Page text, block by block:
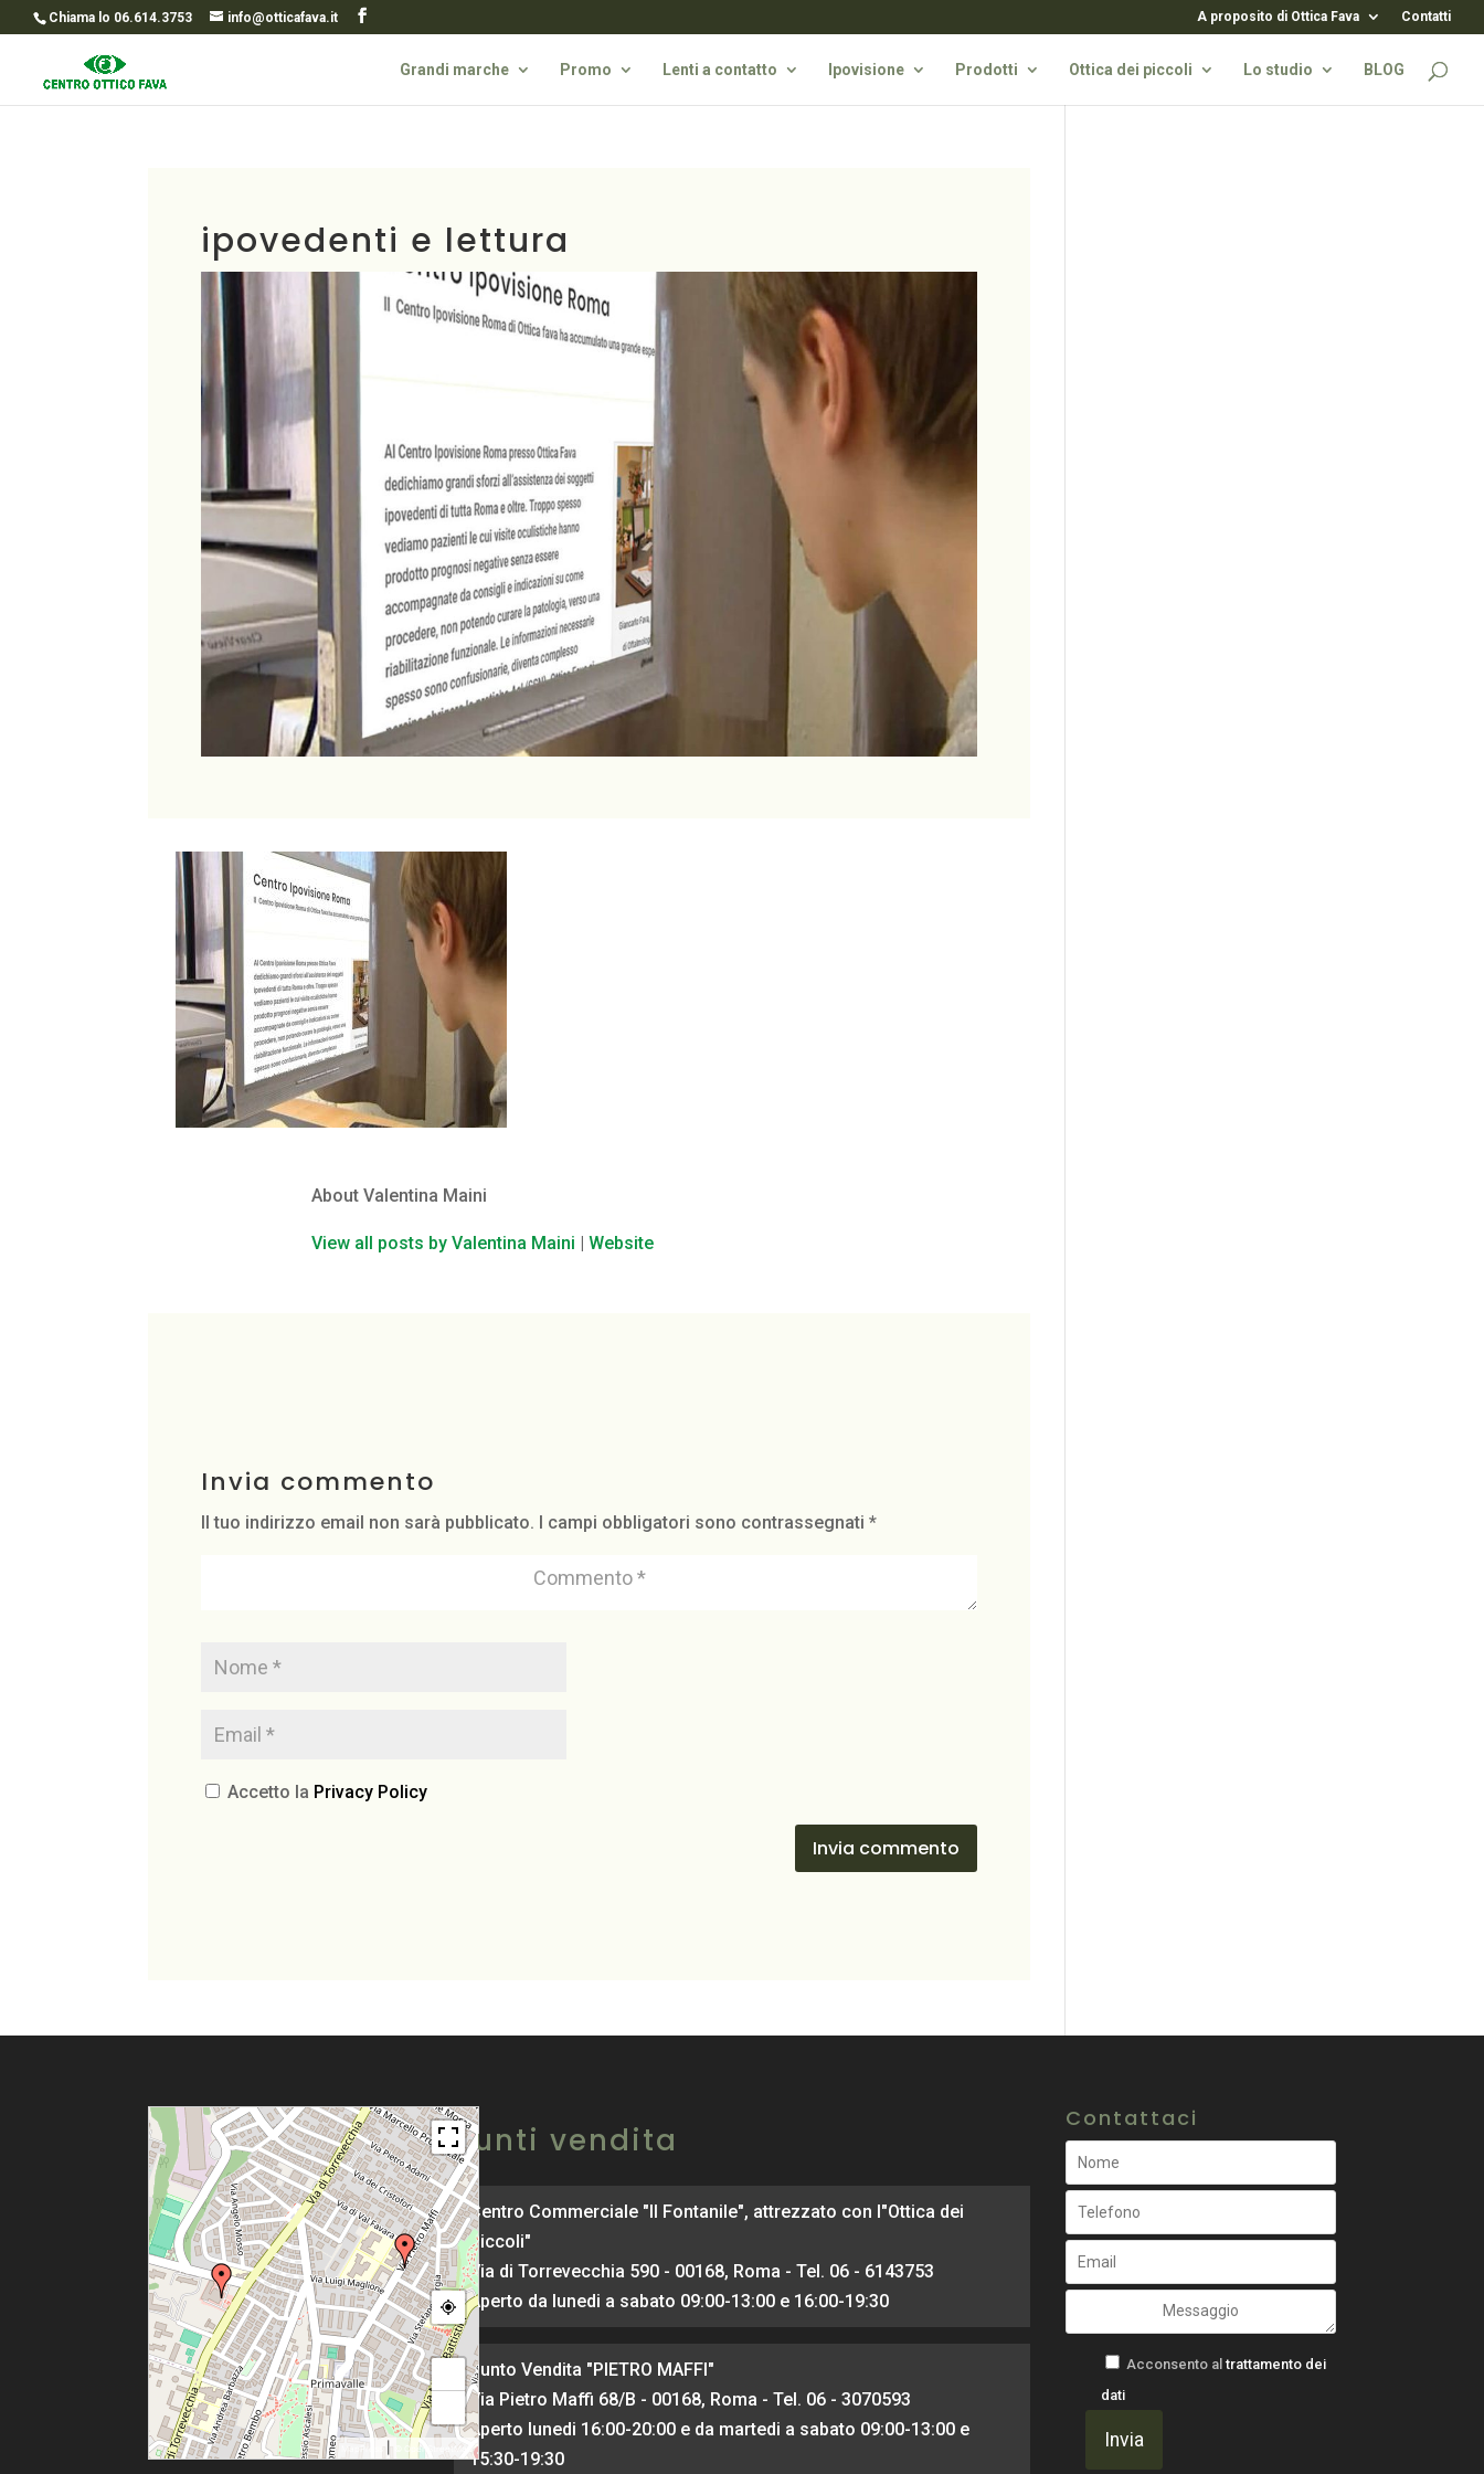
Chiama lo 06.614.3753 info@otticafava.it A proposito di Ottica Fava Contatti
Grandi marche Promo Lenti a contatto Ipovisione Prodotti Ottica dei piccoli Lo studio BLOG
ipovedenti e lettura
About Valentina Maini
View all posts by Valentina Maini |Website
Invia commento
Il tuo indirizzo email non sarà pubblicato. I campi obbligatori sono contrassegnati*
Accetto la Privacy Policy
© OpenStreetMap
Punti vendita
Centro Commerciale "Il Fontanile", attrezzato con l"Ottica dei
Piccoli"
Via di Torrevecchia 590 - 00168, Roma - Tel. 06 - 6143753
Aperto da lunedi a sabato 09:00-13:00 e 16:00-19:30
Punto Vendita "PIETRO MAFFI"
Via Pietro Maffi 68/B - 00168, Roma - Tel. 06 - 3070593
Aperto lunedi 16:00-20:00 e da martedi a sabato 09:00-13:00 e
15:30-19:30
Contattaci
Acconsento al trattamento dei
dati